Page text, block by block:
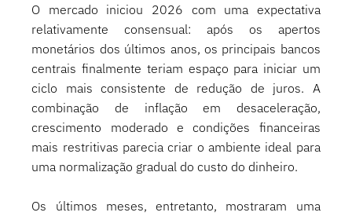
O mercado iniciou 2026 com uma expectativa
relativamente consensual: após os apertos
monetários dos últimos anos, os principais bancos
centrais finalmente teriam espaço para iniciar um
ciclo mais consistente de redução de juros. A
combinação de inflação em desaceleração,
crescimento moderado e condições financeiras
mais restritivas parecia criar o ambiente ideal para
uma normalização gradual do custo do dinheiro.
Os últimos meses, entretanto, mostraram uma